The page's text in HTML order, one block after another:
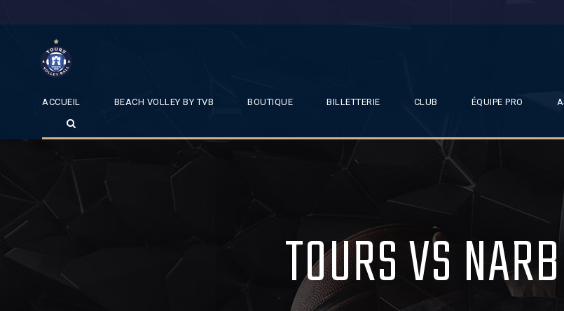
ACCUEIL BEACH VOLLEY BY TVB BOUTIQUE BILLETTERIE CLUB ÉQUIPE PRO
TOURS VS